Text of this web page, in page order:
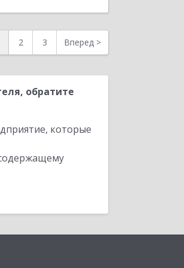
2 3 Вперед >
обратите
которые